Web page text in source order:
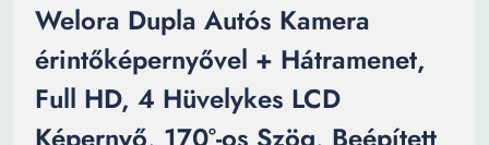
Welora Dupla Autós Kamera
érintőképernyővel + Hátramenet,
Full HD, 4 Hüvelykes LCD